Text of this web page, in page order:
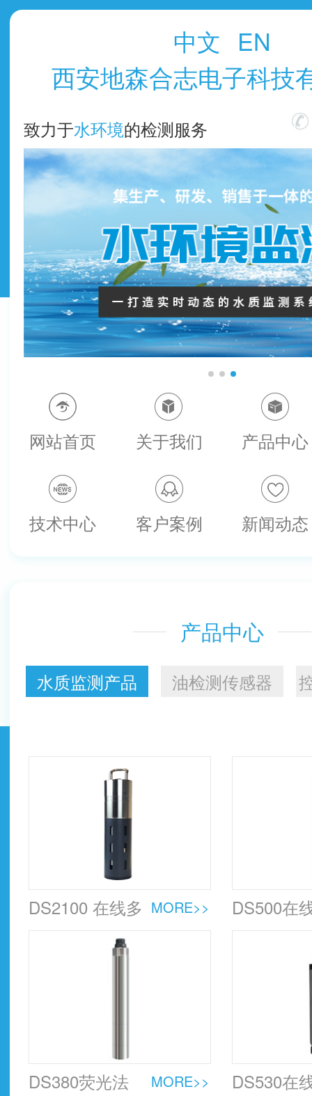
中文 EN
西安地森合志电子科技
致力于水环境的检测服务
网站首页 关于我们 产品中心
技术中心 客户案例 新闻动态
产品中心
水质监测产品 油检测传感器
DS2100 在线多
参数水质传感
MORE>>
DS500在
COD传感
DS380荧光法
MORE>>
DS530在